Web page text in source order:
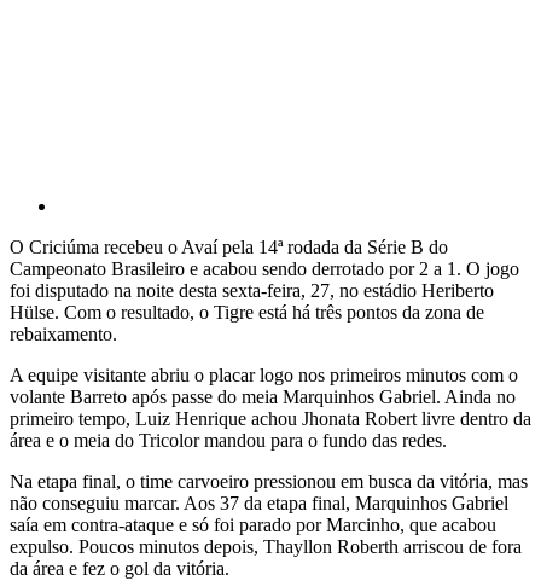
O Criciúma recebeu o Avaí pela 14ª rodada da Série B do
Campeonato Brasileiro e acabou sendo derrotado por 2 a 1. O jogo
foi disputado na noite desta sexta-feira, 27, no estádio Heriberto
Hülse. Com o resultado, o Tigre está há três pontos da zona de
rebaixamento.
A equipe visitante abriu o placar logo nos primeiros minutos com o
volante Barreto após passe do meia Marquinhos Gabriel. Ainda no
primeiro tempo, Luiz Henrique achou Jhonata Robert livre dentro da
área e o meia do Tricolor mandou para o fundo das redes.
Na etapa final, o time carvoeiro pressionou em busca da vitória, mas
não conseguiu marcar. Aos 37 da etapa final, Marquinhos Gabriel
saía em contra-ataque e só foi parado por Marcinho, que acabou
expulso. Poucos minutos depois, Thayllon Roberth arriscou de fora
da área e fez o gol da vitória.